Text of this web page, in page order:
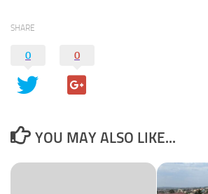
SHARE
0 0
YOU MAY ALSO LIKE...